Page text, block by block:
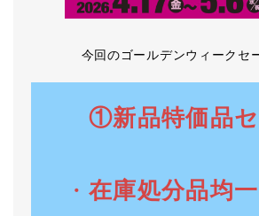
今回のゴールデンウィークセ
①新品特価品
・在庫処分品均